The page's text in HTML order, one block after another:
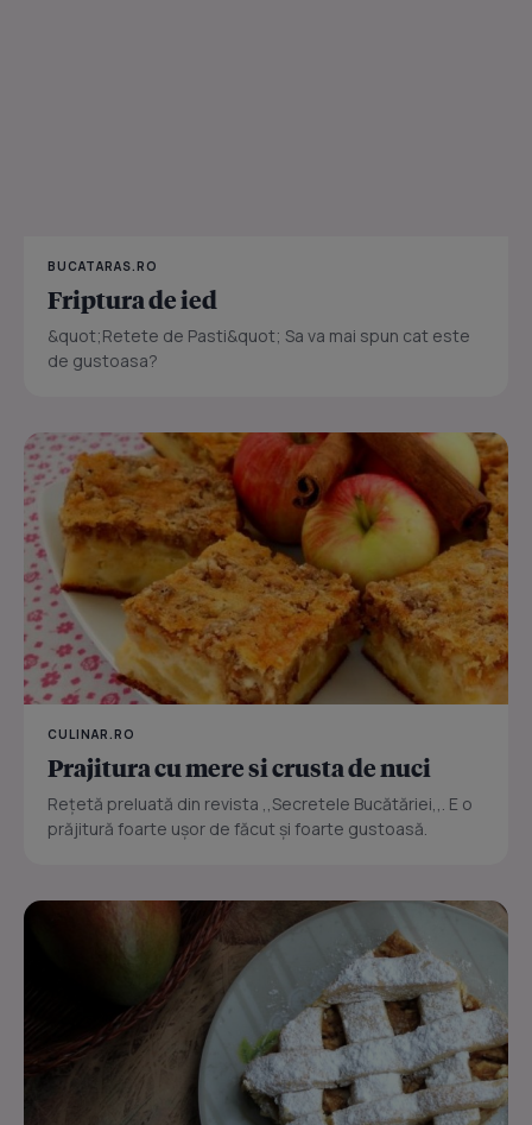
BUCATARAS.RO
Friptura de ied
&quot;Retete de Pasti&quot; Sa va mai spun cat este
de gustoasa?
CULINAR.RO
Prajitura cu mere si crusta de nuci
Reţetă preluată din revista ,,Secretele Bucătăriei,,. E o
prăjitură foarte uşor de făcut şi foarte gustoasă.